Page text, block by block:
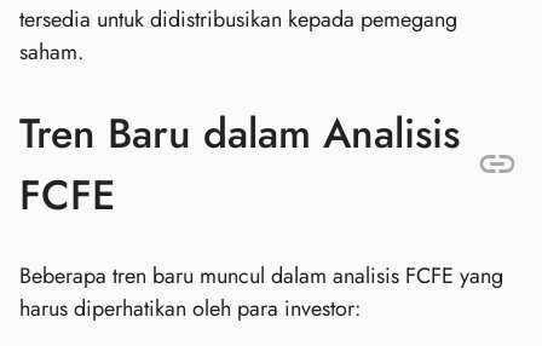
tersedia untuk didistribusikan kepada pemegang
saham.
Tren Baru dalam Analisis
FCFE
Beberapa tren baru muncul dalam analisis FCFE yang
harus diperhatikan oleh para investor: